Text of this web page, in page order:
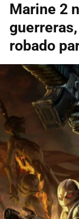
Marine 2
robado